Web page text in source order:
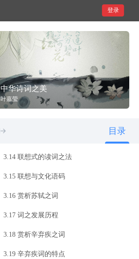
登录
中华诗词之美
叶嘉莹
目录
3.7 词与诗的差异
3.8 词的美感特质
3.9 王国维对欧阳修、秦观之词的解读
3.10 词之高下的判断标准
3.11 “词别是一家”与“词自是一家”
3.14 联想式的读词之法
3.15 联想与文化语码
3.16 赏析苏轼之词
3.17 词之发展历程
3.18 赏析辛弃疾之词
3.19 辛弃疾词的特点